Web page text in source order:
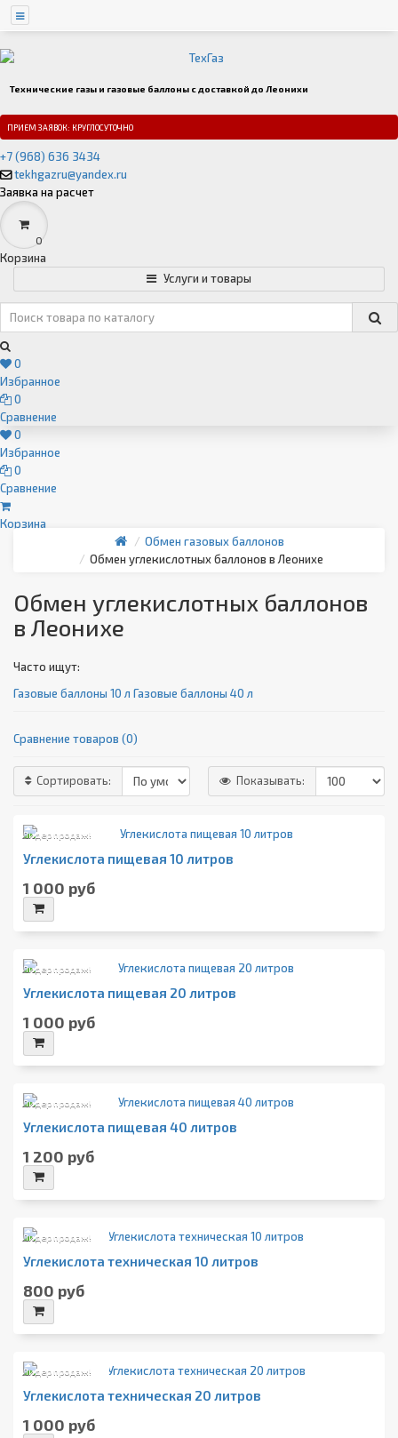
Технические газы и газовые баллоны с доставкой до Леонихи
ПРИЕМ ЗАЯВОК: КРУГЛОСУТОЧНО
+7 (968) 636 3434
tekhgazru@yandex.ru
Заявка на расчет
0
Корзина
Услуги и товары
0
Избранное
0
Сравнение
0
Избранное
0
Сравнение
Корзина
Обмен газовых баллонов
Обмен углекислотных баллонов в Леонихе
Обмен углекислотных баллонов
в Леонихе
Часто ищут:
Газовые баллоны 10 л Газовые баллоны 40 л
Сравнение товаров (0)
Сортировать: Показывать:
Лидер продаж!
Углекислота пищевая 10 литров
1 000 руб
Лидер продаж!
Углекислота пищевая 20 литров
1 000 руб
Лидер продаж!
Углекислота пищевая 40 литров
1 200 руб
Лидер продаж!
Углекислота техническая 10 литров
800 руб
Лидер продаж!
Углекислота техническая 20 литров
1 000 руб